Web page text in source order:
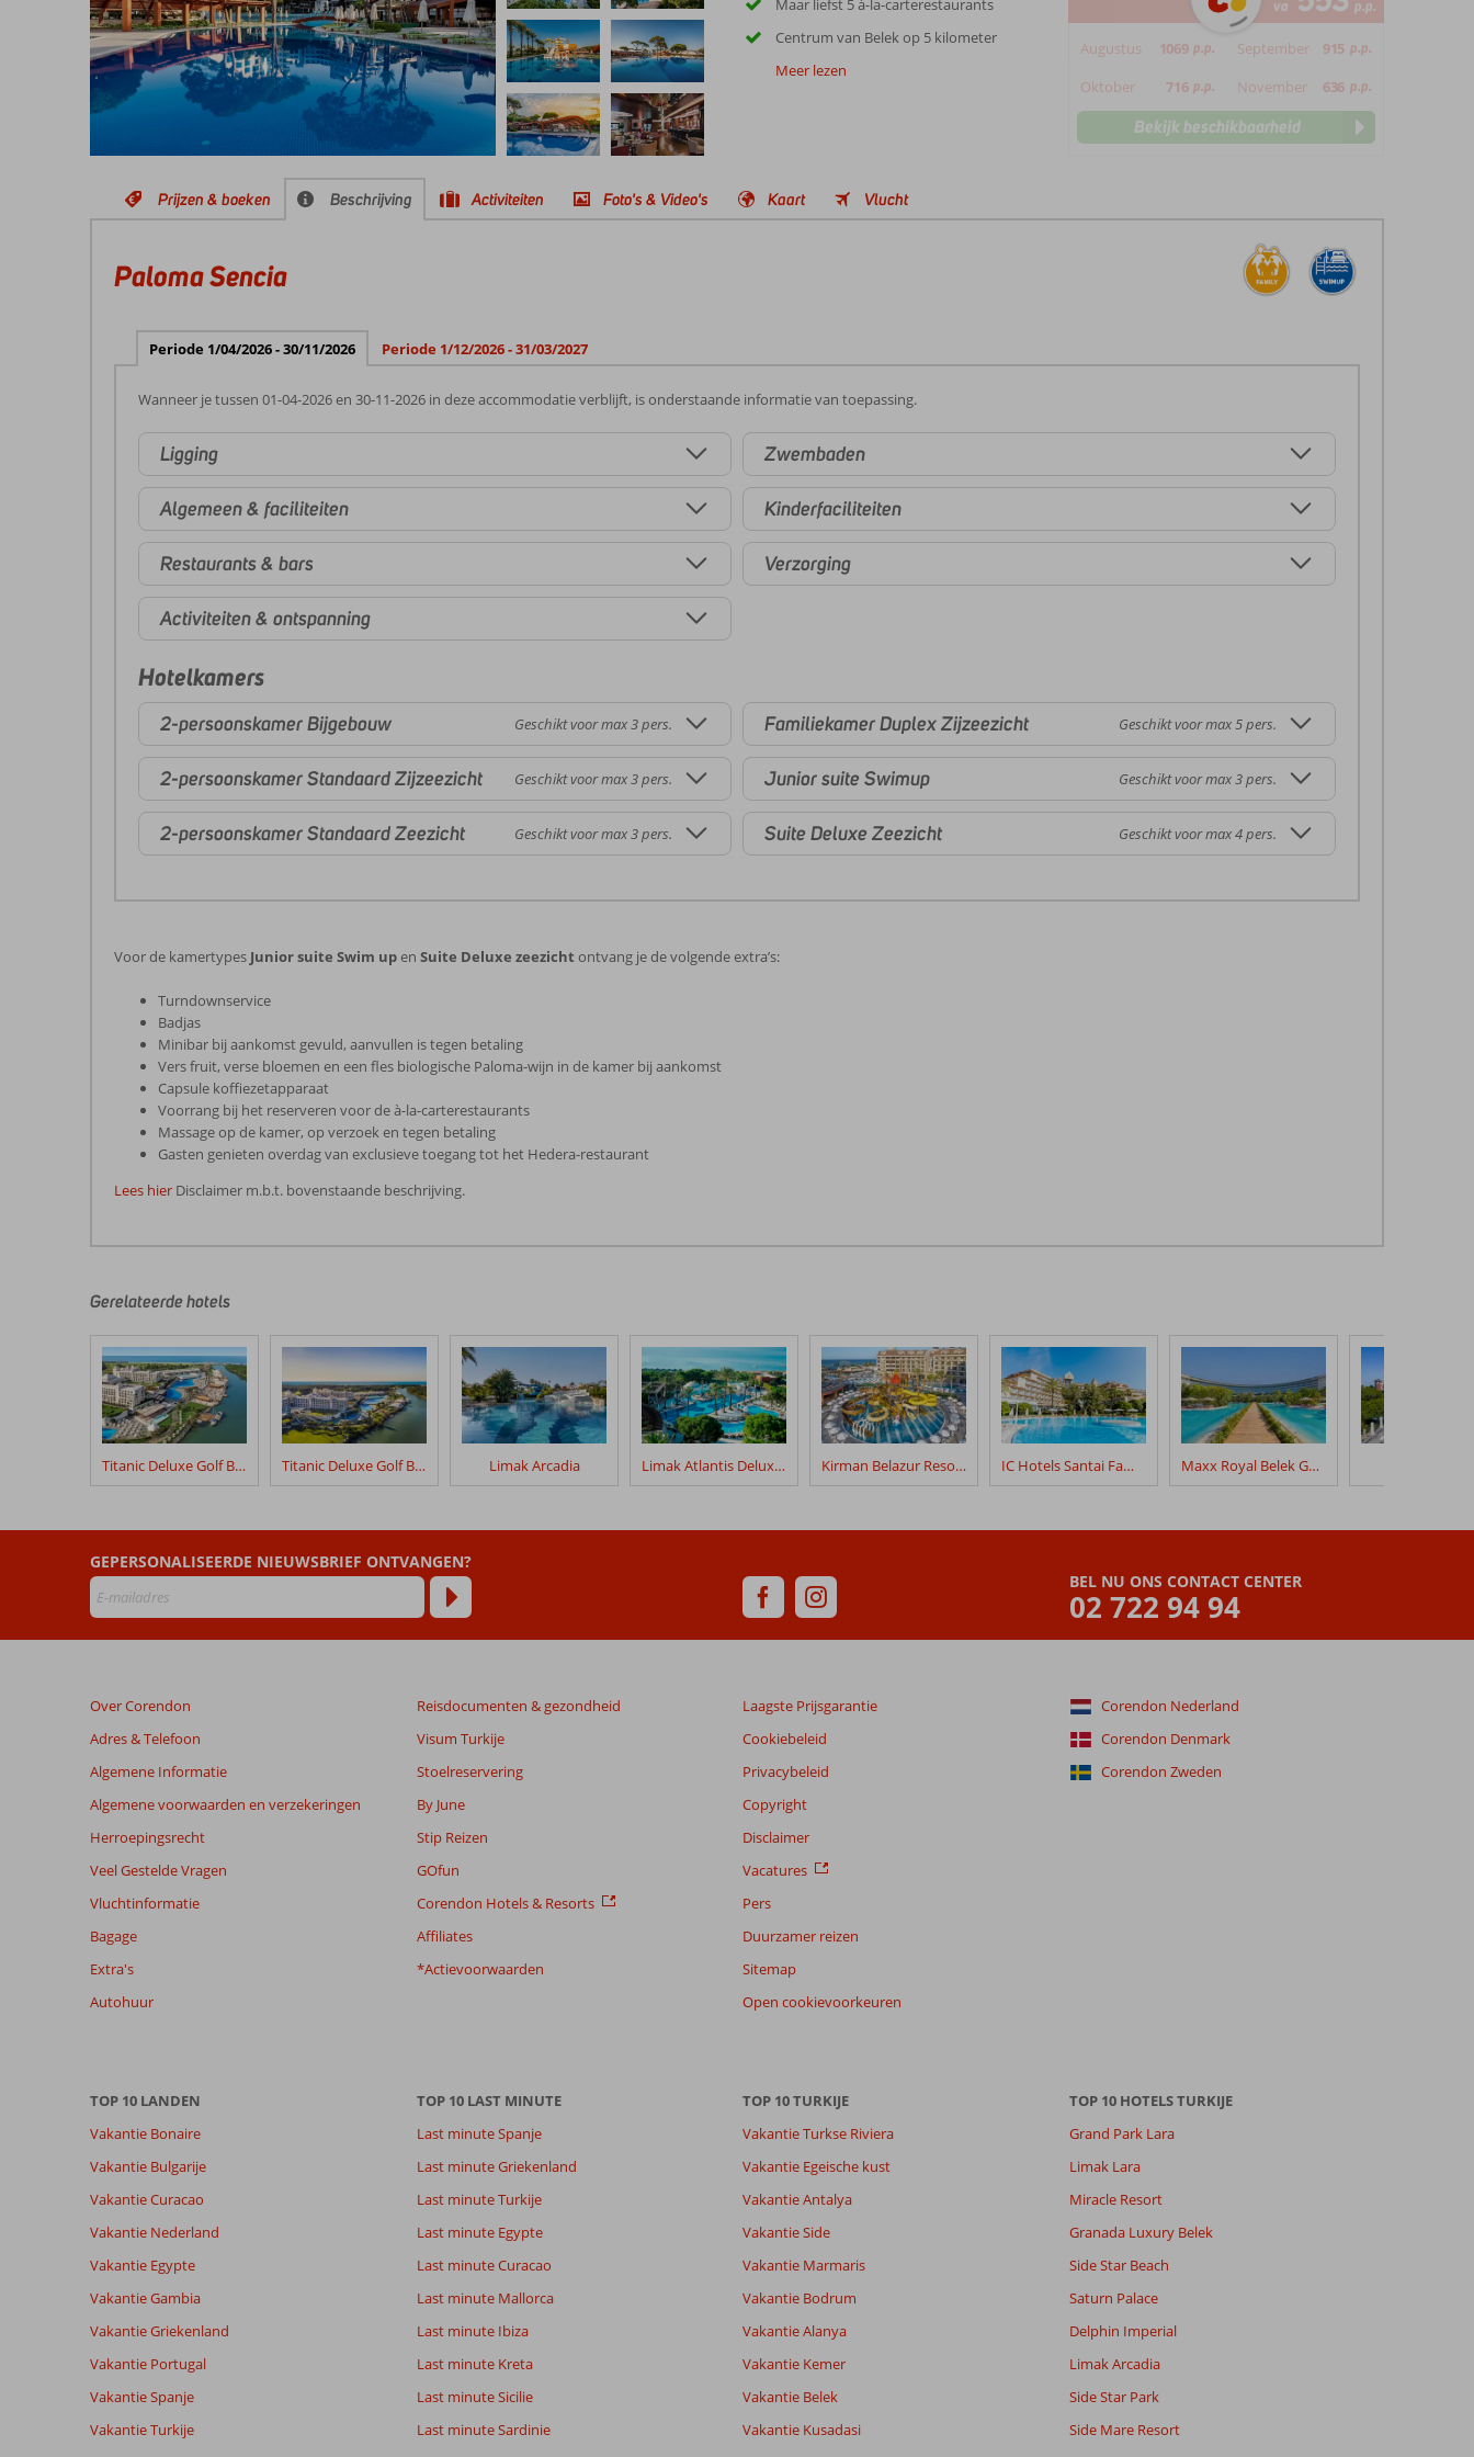
Maar liefst 5 à-la-carterestaurants
Centrum van Belek op 5 kilometer
Meer lezen
va p.p.
Augustus 1069 p.p. September 915 p.p.
Oktober 716 p.p. November 636 p.p.
Bekijk beschikbaarheid
Prijzen & boeken Beschrijving Activiteiten Foto's & Video's Kaart Vlucht
Paloma Sencia
Periode 1/04/2026 - 30/11/2026 Periode 1/12/2026 - 31/03/2027
Wanneer je tussen 01-04-2026 en 30-11-2026 in deze accommodatie verblijft, is onderstaande informatie van toepassing.
Ligging
Algemeen & faciliteiten
Restaurants & bars
Activiteiten & ontspanning
Zwembaden
Kinderfaciliteiten
Verzorging
Hotelkamers
2-persoonskamer Bijgebouw Geschikt voor max 3 pers.
2-persoonskamer Standaard Zijzeezicht Geschikt voor max 3 pers.
2-persoonskamer Standaard Zeezicht Geschikt voor max 3 pers.
Familiekamer Duplex Zijzeezicht Geschikt voor max 5 pers.
Junior suite Swimup Geschikt voor max 3 pers.
Suite Deluxe Zeezicht Geschikt voor max 4 pers.
Voor de kamertypes Junior suite Swim upen Suite Deluxe zeezicht ontvang je de volgende extra’s:
Turndownservice
Badjas
Minibar bij aankomst gevuld, aanvullen is tegen betaling
Vers fruit, verse bloemen en een fles biologische Paloma-wijn in de kamer bij aankomst
Capsule koffiezetapparaat
Voorrang bij het reserveren voor de à-la-carterestaurants
Massage op de kamer, op verzoek en tegen betaling
Gasten genieten overdag van exclusieve toegang tot het Hedera-restaurant
Lees hier Disclaimer m.b.t. bovenstaande beschrijving.
door
klanten
geschreven
na
hun
verblijf
Paloma
Beoordelingen
die
ouder
zijn
dan
worden
niet
meer
weergegeven
de
relevantie
van
de
getoonde
Gerelateerde hotels
Titanic Deluxe Golf Belek Titanic Deluxe Golf Belek - Golfpakket Limak Arcadia Limak Atlantis Deluxe Hotel Kirman Belazur Resort & Spa IC Hotels Santai Family Resort Maxx Royal Belek Golf Resort
BEL NU ONS CONTACT CENTER
02 722 94 94
GEPERSONALISEERDE NIEUWSBRIEF ONTVANGEN?
Over Corendon
Adres & Telefoon
Algemene Informatie
Algemene voorwaarden en verzekeringen
Herroepingsrecht
Veel Gestelde Vragen
Vluchtinformatie
Bagage
Extra's
Autohuur
Reisdocumenten & gezondheid
Visum Turkije
Stoelreservering
By June
Stip Reizen
GOfun
Corendon Hotels & Resorts
Affiliates
*Actievoorwaarden
Laagste Prijsgarantie
Cookiebeleid
Privacybeleid
Copyright
Disclaimer
Vacatures
Pers
Duurzamer reizen
Sitemap
Open cookievoorkeuren
Corendon Nederland
Corendon Denmark
Corendon Zweden
TOP 10 LANDEN
Vakantie Bonaire
Vakantie Bulgarije
Vakantie Curacao
Vakantie Nederland
Vakantie Egypte
Vakantie Gambia
Vakantie Griekenland
Vakantie Portugal
Vakantie Spanje
Vakantie Turkije
TOP 10 LAST MINUTE
Last minute Spanje
Last minute Griekenland
Last minute Turkije
Last minute Egypte
Last minute Curacao
Last minute Mallorca
Last minute Ibiza
Last minute Kreta
Last minute Sicilie
Last minute Sardinie
TOP 10 TURKIJE
Vakantie Turkse Riviera
Vakantie Egeische kust
Vakantie Antalya
Vakantie Side
Vakantie Marmaris
Vakantie Bodrum
Vakantie Alanya
Vakantie Kemer
Vakantie Belek
Vakantie Kusadasi
TOP 10 HOTELS TURKIJE
Grand Park Lara
Limak Lara
Miracle Resort
Granada Luxury Belek
Side Star Beach
Saturn Palace
Delphin Imperial
Limak Arcadia
Side Star Park
Side Mare Resort